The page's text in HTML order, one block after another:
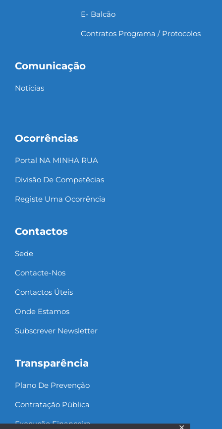
E- Balcão
Contratos Programa / Protocolos
Comunicação
Notícias
Ocorrências
Portal NA MINHA RUA
Divisão De Competêcias
Registe Uma Ocorrência
Contactos
Sede
Contacte-Nos
Contactos Úteis
Onde Estamos
Subscrever Newsletter
Transparência
Plano De Prevenção
Contratação Pública
Execução Financeira